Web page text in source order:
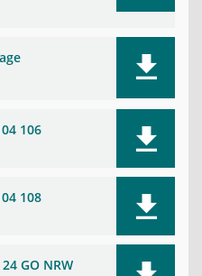
106
108
GO NRW